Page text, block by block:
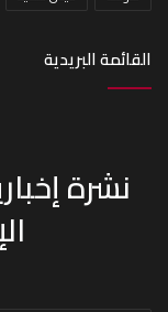
القائمة البريدية
نشرة